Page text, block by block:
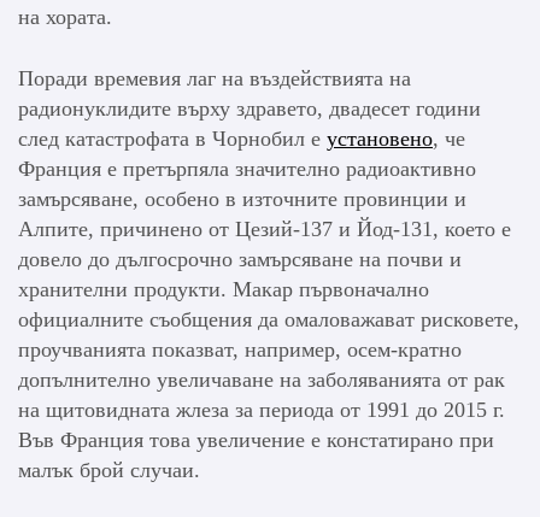
на хората.
Поради времевия лаг на въздействията на
радионуклидите върху здравето, двадесет години
след катастрофата в Чорнобил е установено, че
Франция е претърпяла значително радиоактивно
замърсяване, особено в източните провинции и
Алпите, причинено от Цезий-137 и Йод-131, което е
довело до дългосрочно замърсяване на почви и
хранителни продукти. Макар първоначално
официалните съобщения да омаловажават рисковете,
проучванията показват, например, осем-кратно
допълнително увеличаване на заболяванията от рак
на щитовидната жлеза за периода от 1991 до 2015 г.
Във Франция това увеличение е констатирано при
малък брой случаи.